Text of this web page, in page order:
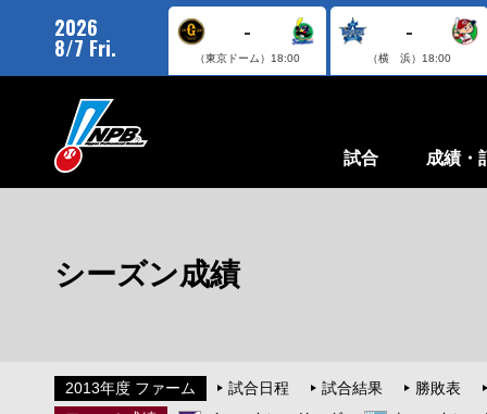
2026
8/7 Fri.
-
（東京ドーム） 18:00
-
（横 浜） 18:00
試合 成績・
シーズン成績
2013年度 ファーム 試合日程 試合結果
勝敗表